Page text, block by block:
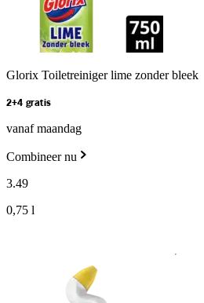
Glorix Toiletreiniger lime zonder bleek
2+4 gratis
vanaf maandag
Combineer nu
3.49
0,75 l